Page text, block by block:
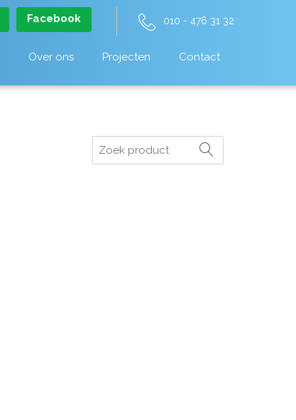
Facebook 010 - 476 31 32
Over ons Projecten Contact
Zoeken